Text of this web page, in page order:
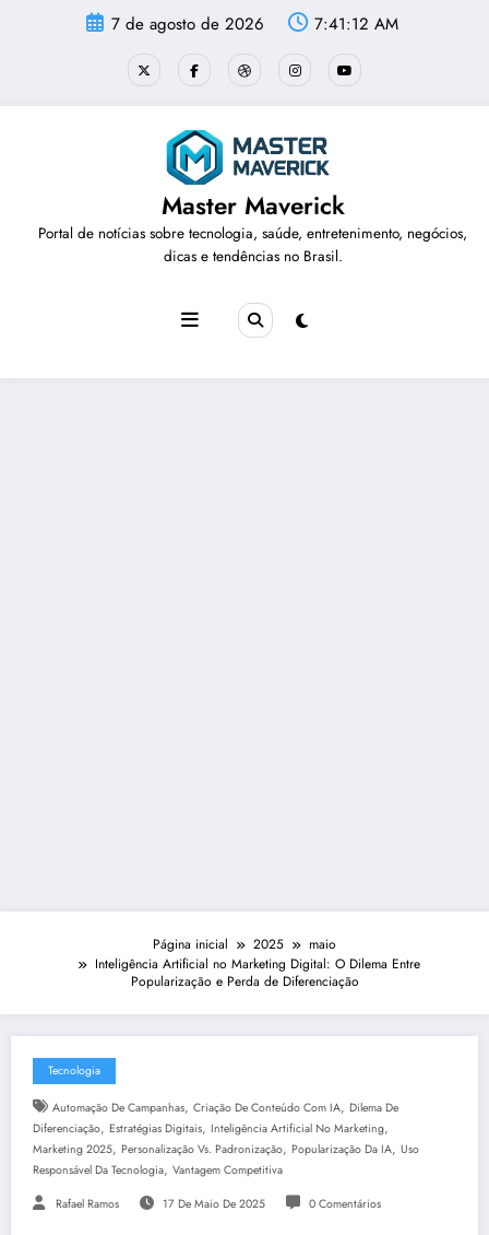
7 de agosto de 2026 7:41:14 AM
Master Maverick
Portal de notícias sobre tecnologia, saúde, entretenimento, negócios,
dicas e tendências no Brasil.
Página inicial 2025
maio
Inteligência Artificial no Marketing Digital: O Dilema Entre
Popularização e Perda de Diferenciação
Tecnologia
Automação De Campanhas, Criação De Conteúdo Com IA, Dilema De
Diferenciação, Estratégias Digitais, Inteligência Artificial No Marketing,
Marketing 2025, Personalização Vs. Padronização, Popularização Da IA, Uso
Responsável Da Tecnologia, Vantagem Competitiva
Rafael Ramos 17 De Maio De 2025 0 Comentários